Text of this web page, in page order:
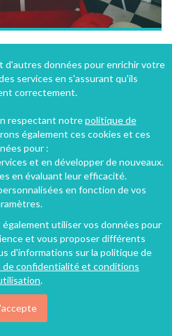
Propsper Mérimée: appartement en ville sur la route des plages
Languedoc-Roussillon, Occitanie, France
d'autres données pour enrichir votre
services en s'assurant qu'ils
correctement.
respectant notrepolitique de
également ces cookies et ces
pour :
et en développer de nouveaux.
en évaluant leur efficacité.
en fonction de vos
utiliser vos données pour
et vous proposer différents
d'informations sur la politique de
de confidentialité et conditions
.